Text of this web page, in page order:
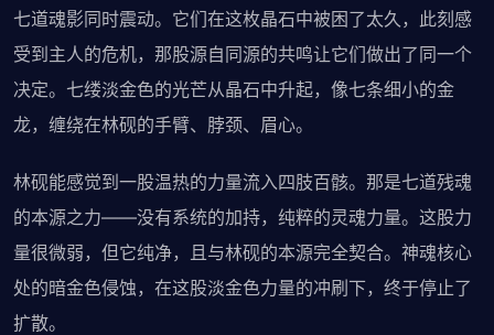
七道魂影同时震动。它们在这枚晶石中被困了太久，此刻感
受到主人的危机，那股源自同源的共鸣让它们做出了同一个
决定。七缕淡金色的光芒从晶石中升起，像七条细小的金
龙，缠绕在林砚的手臂、脖颈、眉心。
林砚能感觉到一股温热的力量流入四肢百骸。那是七道残魂
的本源之力——没有系统的加持，纯粹的灵魂力量。这股力
量很微弱，但它纯净，且与林砚的本源完全契合。神魂核心
处的暗金色侵蚀，在这股淡金色力量的冲刷下，终于停止了
扩散。